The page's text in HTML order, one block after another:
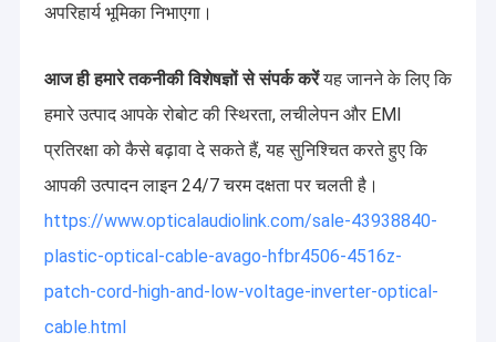
अपरिहार्य भूमिका निभाएगा।
आज ही हमारे तकनीकी विशेषज्ञों से संपर्क करेंयह जानने के लिए कि
हमारे उत्पाद आपके रोबोट की स्थिरता, लचीलेपन और EMI
प्रतिरक्षा को कैसे बढ़ावा दे सकते हैं, यह सुनिश्चित करते हुए कि
आपकी उत्पादन लाइन 24/7 चरम दक्षता पर चलती है।
https://www.opticalaudiolink.com/sale-43938840-
plastic-optical-cable-avago-hfbr4506-4516z-
patch-cord-high-and-low-voltage-inverter-optical-
cable.html